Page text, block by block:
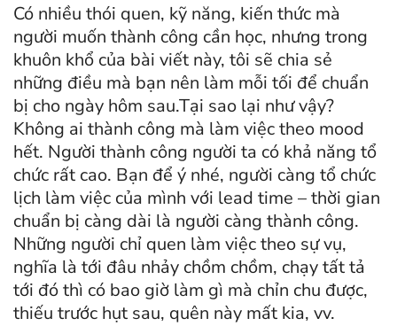
Có nhiều thói quen, kỹ năng, kiến thức mà
người muốn thành công cần học, nhưng trong
khuôn khổ của bài viết này, tôi sẽ chia sẻ
những điều mà bạn nên làm mỗi tối để chuẩn
bị cho ngày hôm sau.Tại sao lại như vậy?
Không ai thành công mà làm việc theo mood
hết. Người thành công người ta có khả năng tổ
chức rất cao. Bạn để ý nhé, người càng tổ chức
lịch làm việc của mình với lead time – thời gian
chuẩn bị càng dài là người càng thành công.
Những người chỉ quen làm việc theo sự vụ,
nghĩa là tới đâu nhảy chồm chồm, chạy tất tả
tới đó thì có bao giờ làm gì mà chỉn chu được,
thiếu trước hụt sau, quên này mất kia, vv.